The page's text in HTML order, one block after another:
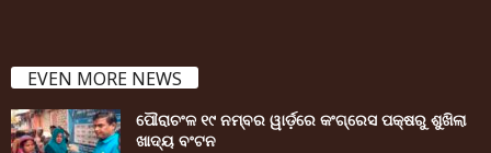
EVEN MORE NEWS
ପୌରାଚଂଳ ୧୯ ନମ୍ବର ୱାର୍ଡ଼ରେ କଂଗ୍ରେସ ପକ୍ଷରୁ ଶୁଖିଲା
ଖାଦ୍ୟ ବଂଟନ